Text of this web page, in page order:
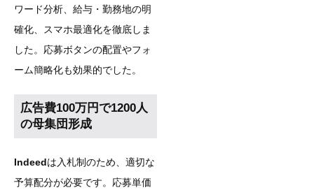
ワード分析、給与・勤務地の明
確化、スマホ最適化を徹底しま
した。応募ボタンの配置やフォ
ーム簡略化も効果的でした。
広告費100万円で1200人
の母集団形成
Indeedは入札制のため、適切な
予算配分が必要です。応募単価